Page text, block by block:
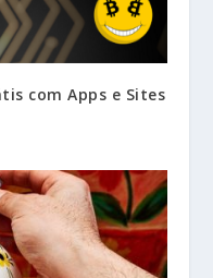
com Apps e Sites